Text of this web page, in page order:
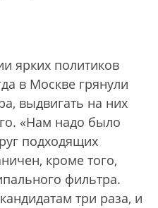
ярких политиков
в Москве грянули
выдвигать на них
«Нам надо было
подходящих
кроме того,
фильтра.
три раза, и